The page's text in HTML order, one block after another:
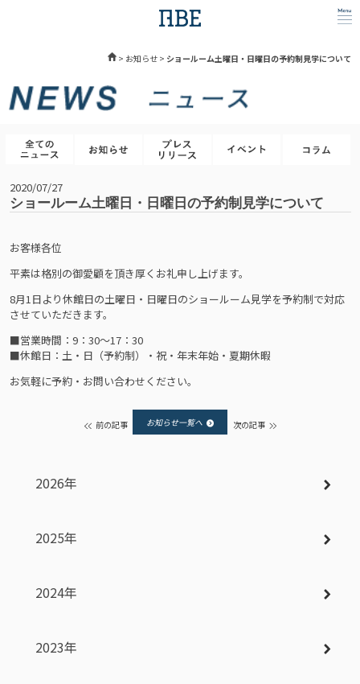
> お知らせ> ショールーム土曜日・日曜日の予約制見学について
2020/07/27
ショールーム土曜日・日曜日の予約制見学について
お客様各位
平素は格別の御愛顧を頂き厚くお礼申し上げます。
8月1日より休館日の土曜日・日曜日のショールーム見学を予約制で対応
させていただきます。
■営業時間：9：30～17：30
■休館日：土・日（予約制）・祝・年末年始・夏期休暇
お気軽に予約・お問い合わせください。
前の記事 お知らせ一覧へ 次の記事
2026年
2025年
2024年
2023年